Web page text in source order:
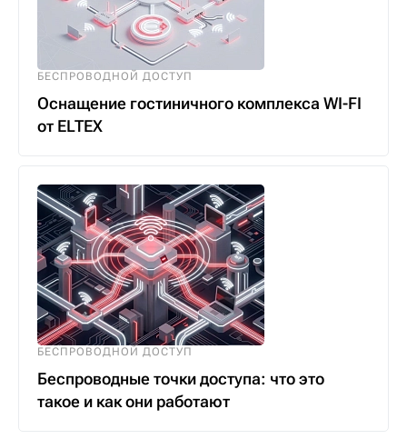
БЕСПРОВОДНОЙ ДОСТУП
Оснащение гостиничного комплекса WI-FI
от ELTEX
БЕСПРОВОДНОЙ ДОСТУП
Беспроводные точки доступа: что это
такое и как они работают